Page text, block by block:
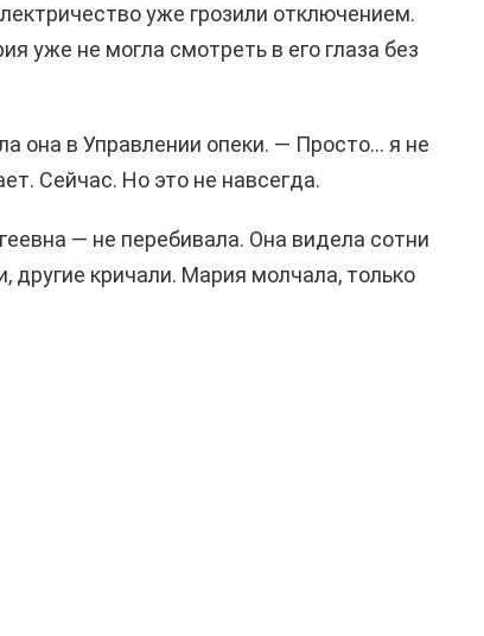
уже грозили отключением.
уже не могла смотреть в его глаза без
она в Управлении опеки. — Просто… я не
Сейчас. Но это не навсегда.
— не перебивала. Она видела сотни
другие кричали. Мария молчала, только